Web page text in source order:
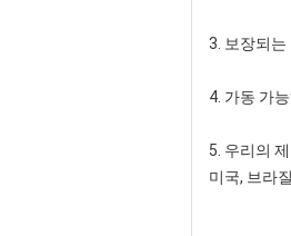
3. 보장되는
4. 가동 가
5. 우리의
미국, 브라